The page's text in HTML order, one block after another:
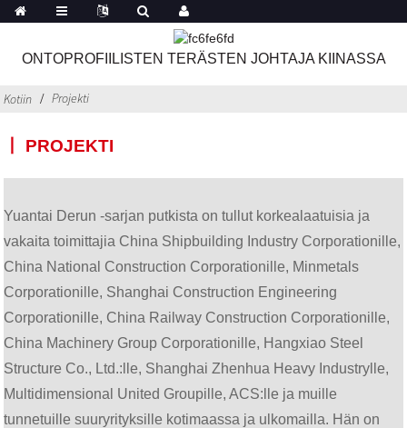
ONTOPROFIILISTEN TERÄSTEN JOHTAJA KIINASSA
Kotiin Projekti
丨 PROJEKTI
Yuantai Derun -sarjan putkista on tullut korkealaatuisia ja
vakaita toimittajia China Shipbuilding Industry Corporationille,
China National Construction Corporationille, Minmetals
Corporationille, Shanghai Construction Engineering
Corporationille, China Railway Construction Corporationille,
China Machinery Group Corporationille, Hangxiao Steel
Structure Co., Ltd.:lle, Shanghai Zhenhua Heavy Industrylle,
Multidimensional United Groupille, ACS:lle ja muille
tunnetuille suuryrityksille kotimaassa ja ulkomailla. Hän on